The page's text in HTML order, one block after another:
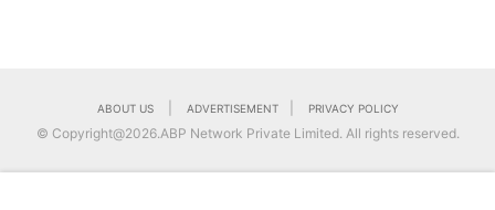
ABOUT US ADVERTISEMENT PRIVACY POLICY
© Copyright@2026.ABP Network Private Limited. All rights reserved.